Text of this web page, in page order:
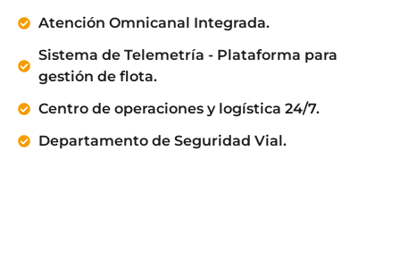
Atención Omnicanal Integrada.
Sistema de Telemetría - Plataforma para
gestión de flota.
Centro de operaciones y logística 24/7.
Departamento de Seguridad Vial.